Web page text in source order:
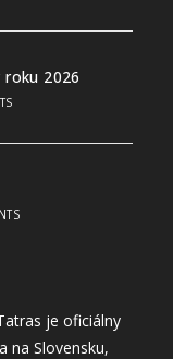
2026
je oficiálny
na Slovensku,